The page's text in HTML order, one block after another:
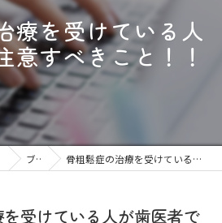
療を受けている人
意すべきこと！！
ブログ 骨粗鬆症の治療を受けている人が歯医者で注意すべきこと！！
受けている人が歯医者で